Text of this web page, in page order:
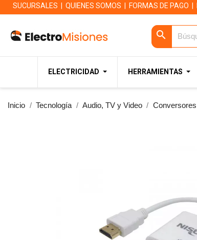
SUCURSALES QUIENES SOMOS FORMAS DE PAGO
search
ELECTRICIDAD HERRAMIENTAS
Inicio Tecnología Audio, TV y Video Conversores